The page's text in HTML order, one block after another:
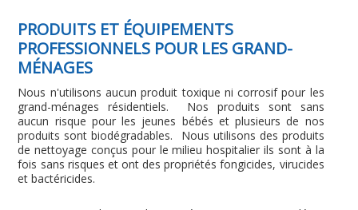
PRODUITS ET ÉQUIPEMENTS
PROFESSIONNELS POUR LES GRAND-
MÉNAGES
Nous n'utilisons aucun produit toxique ni corrosif pour les
grand-ménages résidentiels. Nos produits sont sans
aucun risque pour les jeunes bébés et plusieurs de nos
produits sont biodégradables. Nous utilisons des produits
de nettoyage conçus pour le milieu hospitalier ils sont à la
fois sans risques et ont des propriétés fongicides, virucides
et bactéricides.